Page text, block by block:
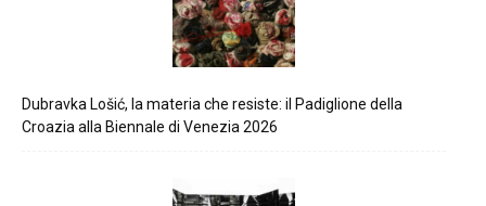
Dubravka Lošić, la materia che resiste: il Padiglione della
Croazia alla Biennale di Venezia 2026